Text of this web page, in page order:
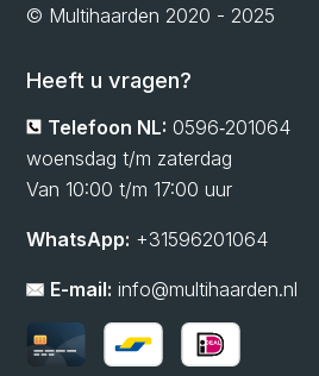
© Multihaarden 2020 - 2025
Heeft u vragen?
Telefoon NL: 0596‑201064
woensdag t/m zaterdag
Van 10:00 t/m 17:00 uur
WhatsApp: +31596201064
E-mail: info@multihaarden.nl